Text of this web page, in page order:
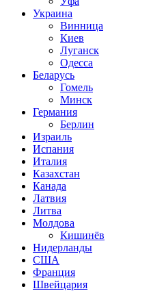
Украина
Винница
Киев
Луганск
Одесса
Беларусь
Гомель
Минск
Германия
Берлин
Израиль
Испания
Италия
Казахстан
Канада
Латвия
Литва
Молдова
Кишинёв
Нидерланды
США
Франция
Швейцария